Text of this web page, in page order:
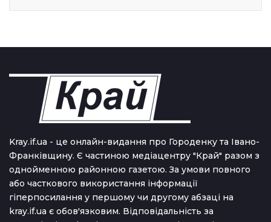
Kray.if.ua - це онлайн-видання про Городенку та Івано-
Франківщину. Є частиною медіацентру "Край" разом з
однойменною районною газетою. За умови повного
або часткового використання iнформацiї
гіперпосилання у першому чи другому абзаці на
kray.if.ua є обов'язковим. Відповідальність за